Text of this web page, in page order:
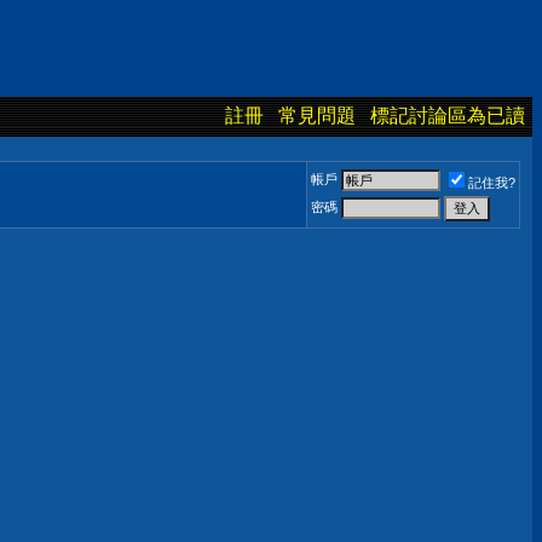
註冊 常見問題 標記討論區為已讀
帳戶
記住我?
密碼